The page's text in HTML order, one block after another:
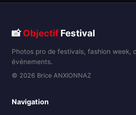
📸Objectif Festival
Photos pro de festivals, fashion week,
événements.
© 2026 Brice ANXIONNAZ
Navigation